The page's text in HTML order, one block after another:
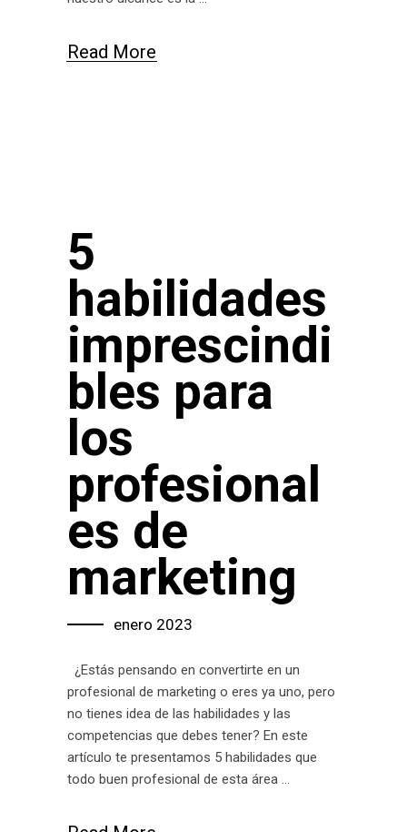
Read More
5
habilidades
imprescindi
bles para
los
profesional
es de
marketing
enero 2023
¿Estás pensando en convertirte en un
profesional de marketing o eres ya uno, pero
no tienes idea de las habilidades y las
competencias que debes tener? En este
artículo te presentamos 5 habilidades que
todo buen profesional de esta área